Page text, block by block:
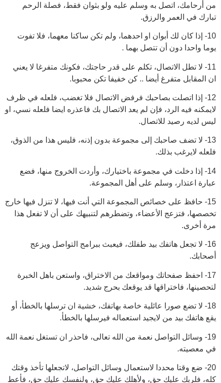
من أرحامك، اتصل به وسلم عليه ولو بثوان فقط، فصلة الرحم
تبارك في العمر والرزق.
10- إذا كان لك أبوان او احدهما، ولم تكن ساكنا معهما، فلا تفوت
يوما واحدا دون أن تتصل بهما .
11- لا تطل الاتصال، تكلم على قدر حاجتك، فكونك متفرغا لا يعني
ان المقابل متفرغ أيضا .. كن خفيفا تكن محبوبا.
12- إذا اتصلت بصاحبك فرفض الاتصال فلا تغضب، فلعله في ظرف
لايمكنه فيه الرد، فإن لم يعد الاتصال بك فاعذره ايضا فلعله نسي، او
ليس لديه رصيد للاتصال.
13- لا تضف صاحبك إلى مجموعة بدون إذنه، فليس هذا من الذوق،
فلعله لايرغب بذلك.
14- إذا دخلت في مجموعة باختيارك، وأردت الخروج منها، فضع
عبارة اعتذار، وسلم على أهل المجموعة.
15- حافظ على خصائص المجموعة التي أنت فيها، لا تنزل فيها خارج
تخصصها، فتزعج الأعضاء، وتضطرهم لتنبيهك على أن لا تفعل هذا
مرة أخرى.
16- لا تجعل هاتفك بيد طفلك، فيعبث ببرامج التواصل ويزعج
أصحابك.
17- احفظ صفحاتك ومواقعك من الاختراق، واستعن باهل الخبرة
لتحصينها، فاختراقها قد يوقعك بحرج شديد.
18- لا تضع صورا عائلية خاصة بهاتفك، خشية ان ترسلها بالخطأ، أو
يقع هاتفك بيد من لايجيد استعماله فيرسلها بالخطأ.
19- وسائل التواصل نعمة من الله تعالى، فاحذر ان تستغل نعمة الله
في معصيته.
20- ضع وقتا محددا لاستعمال وسائل التواصل، لاتجعلها تأخذ وقتك
كله، فلربك عليك حق، ولأهلك عليك حق، ولنفسك عليك حق، فأعط